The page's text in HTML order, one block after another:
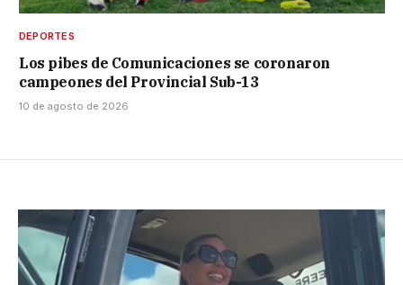
DEPORTES
Los pibes de Comunicaciones se coronaron
campeones del Provincial Sub-13
10 de agosto de 2026